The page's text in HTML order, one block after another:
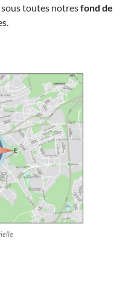
toutes notresfond de